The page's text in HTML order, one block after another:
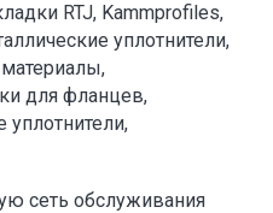
RTJ, Kammprofiles,
уплотнители,
для фланцев,
сеть обслуживания